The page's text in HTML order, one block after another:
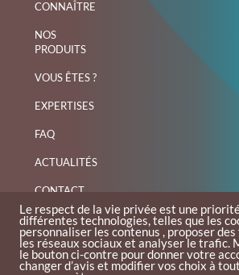
CONNAÎTRE
NOS
PRODUITS
VOUS ÊTES ?
EXPERTISES
FAQ
ACTUALITÉS
CONTACT
Le respect de la vie privée est une
différentes technologies, telles que les
personnaliser les contenus , proposer
les réseaux sociaux et analyser le trafic.
le bouton ci-contre pour donner votre
changer d’avis et modifier vos choix à